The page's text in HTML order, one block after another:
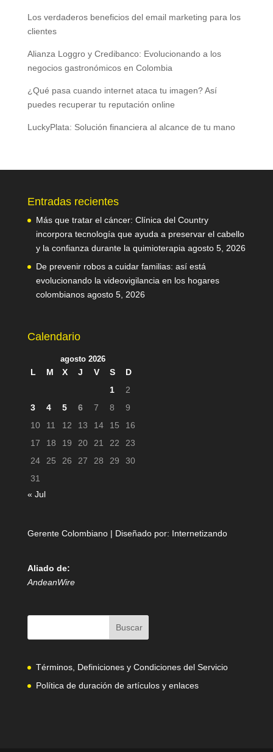
Los verdaderos beneficios del email marketing para los
clientes
Alianza Loggro y Credibanco: Evolucionando a los
negocios gastronómicos en Colombia
¿Qué pasa cuando internet ataca tu imagen? Así
puedes recuperar tu reputación online
LuckyPlata: Solución financiera al alcance de tu mano
Entradas recientes
Más que tratar el cáncer: Clínica del Country
incorpora tecnología que ayuda a preservar el cabello
y la confianza durante la quimioterapia agosto 5, 2026
De prevenir robos a cuidar familias: así está
evolucionando la videovigilancia en los hogares
colombianos agosto 5, 2026
Calendario
agosto 2026
L M X J V S
D
1
2
3
4 5 6 7 8
9
10
11 12 13 14 15
16
17
18 19 20 21 22
23
24
25 26 27 28 29
30
31
« Jul
Gerente Colombiano | Diseñado por: Internetizando
Aliado de:
AndeanWire
Términos, Definiciones y Condiciones del Servicio
Política de duración de artículos y enlaces